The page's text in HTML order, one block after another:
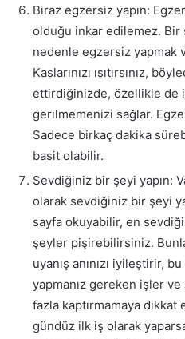
Biraz egzersiz yapın:
olduğu inkar edilemez. Bir
nedenle egzersiz yapmak
Kaslarınızı ısıtırsınız,
ettirdiğinizde, özellikle de
gerilmemenizi sağlar.
Sadece birkaç dakika
basit olabilir.
Sevdiğiniz bir şeyi yapın:
olarak sevdiğiniz bir şeyi
sayfa okuyabilir, en
şeyler pişirebilirsiniz.
uyanış anınızı iyileştirir,
yapmanız gereken işler
fazla kaptırmamaya
gündüz ilk iş olarak